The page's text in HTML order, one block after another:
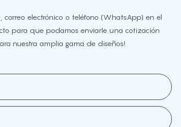
correo electrónico o teléfono (WhatsApp) en el
para que podamos enviarle una cotización
nuestra amplia gama de diseños!